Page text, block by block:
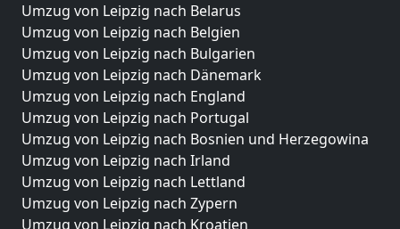
Umzug von Leipzig nach Belarus
Umzug von Leipzig nach Belgien
Umzug von Leipzig nach Bulgarien
Umzug von Leipzig nach Dänemark
Umzug von Leipzig nach England
Umzug von Leipzig nach Portugal
Umzug von Leipzig nach Bosnien und Herzegowina
Umzug von Leipzig nach Irland
Umzug von Leipzig nach Lettland
Umzug von Leipzig nach Zypern
Umzug von Leipzig nach Kroatien